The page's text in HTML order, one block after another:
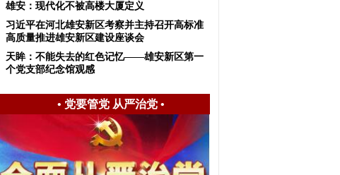
雄安：现代化不被高楼大厦定义
习近平在河北雄安新区考察并主持召开高标准
高质量推进雄安新区建设座谈会
天眸：不能失去的红色记忆——雄安新区第一
个党支部纪念馆观感
• 党要管党 从严治党•